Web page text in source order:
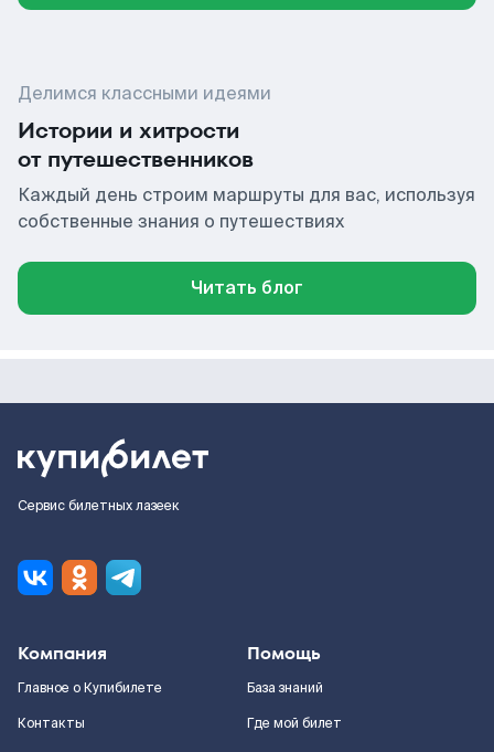
Делимся классными идеями
Истории и хитрости
от путешественников
Каждый день строим маршруты для вас, используя
собственные знания о путешествиях
Читать блог
Сервис билетных лазеек
Компания
Главное о Купибилете
Контакты
Помощь
База знаний
Где мой билет